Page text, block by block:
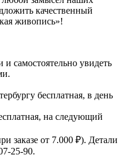
качественный
живопись»!
самостоятельно увидеть
бесплатная, в день
на следующий
заказе от 7.000 ₽). Детали
25-90.